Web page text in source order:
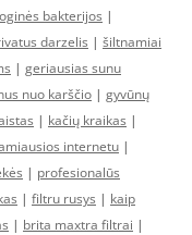
bakterijos |
darzelis | šiltnamiai
| geriausias sunu
nuo karščio | gyvūnų
| kačių kraikas |
internetu |
| profesionalūs
| filtru rusys | kaip
| brita maxtra filtrai |